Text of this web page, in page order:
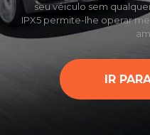
seu véiculo sem
IPX5 permite-lhe operar
IR